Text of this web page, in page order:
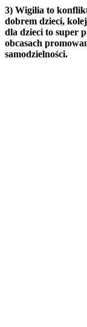
3) Wigilia to
dobrem dzieci,
dla dzieci to super
obcasach
samodzielności.